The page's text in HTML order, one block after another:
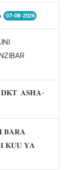
07-08-2026
𝐀𝐒𝐇𝐀-
𝐁𝐀𝐑𝐀
𝐊𝐔𝐔 𝐘𝐀